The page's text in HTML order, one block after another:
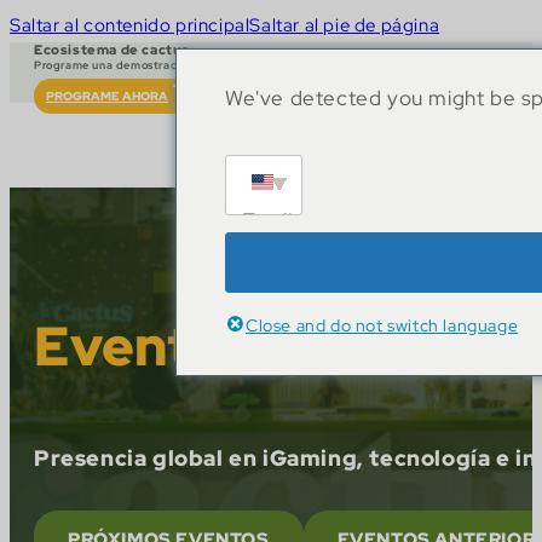
Saltar al contenido principalSaltar al pie de página
Ecosistema de cactus
Programe una demostración en vivo
PROGRAME AHORA
Eventos que
Presencia global en iGaming, tecnología e
We've detected you might be
English
Close and do not switch language